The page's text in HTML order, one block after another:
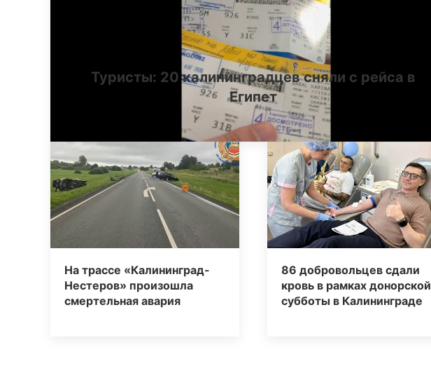
Туристы: 20 калининградцев сняли с рейса в
Египет
На трассе «Калининград-
Нестеров» произошла
смертельная авария
86 добровольцев сдали
кровь в рамках донорской
субботы в Калининграде